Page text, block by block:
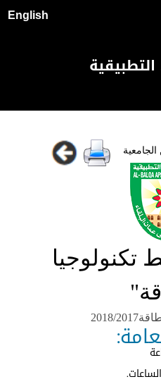
English
التطبيقية
تكنولوجيا
2017